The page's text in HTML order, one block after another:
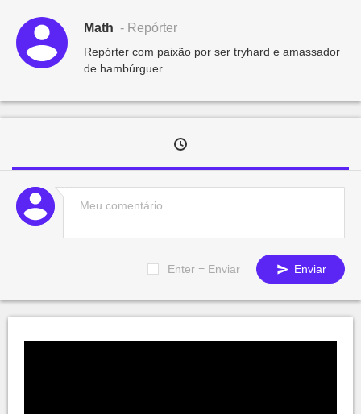
Math - Repórter
Repórter com paixão por ser tryhard e amassador
de hambúrguer.
Enter = Enviar Enviar